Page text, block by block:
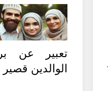
تعبير عن بر
الوالدين قصير